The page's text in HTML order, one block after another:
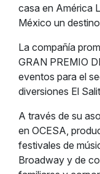
casa en América
México un
La compañía
GRAN PREMIO
eventos para el
diversiones El
A través de su
en OCESA,
festivales de
Broadway y de